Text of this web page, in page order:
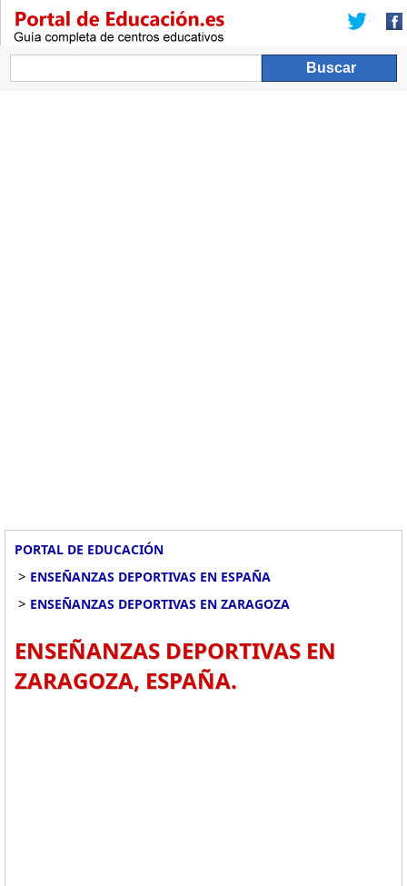
PORTAL DE EDUCACIÓN
> ENSEÑANZAS DEPORTIVAS EN ESPAÑA
> ENSEÑANZAS DEPORTIVAS EN ZARAGOZA
ENSEÑANZAS DEPORTIVAS EN
ZARAGOZA, ESPAÑA.